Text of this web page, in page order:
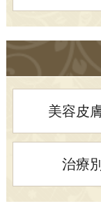
美容皮
治療別